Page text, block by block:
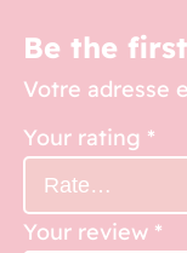
Be the
Votre adresse
Your rating *
Your review *